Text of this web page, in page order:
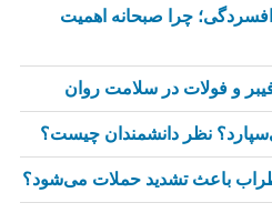
چرا صبحانه اهمیت
و فولات در سلامت روان
نظر دانشمندان چیست؟
باعث تشدید حملات می‌شود؟